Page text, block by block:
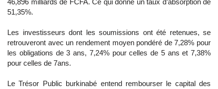
46,896 milliards de FCFA. Ce qui donne un taux d’absorption de
51,35%.
Les investisseurs dont les soumissions ont été retenues, se
retrouveront avec un rendement moyen pondéré de 7,28% pour
les obligations de 3 ans, 7,24% pour celles de 5 ans et 7,38%
pour celles de 7ans.
Le Trésor Public burkinabé entend rembourser le capital des